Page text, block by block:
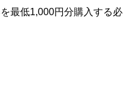
最低1,000円分購入する必